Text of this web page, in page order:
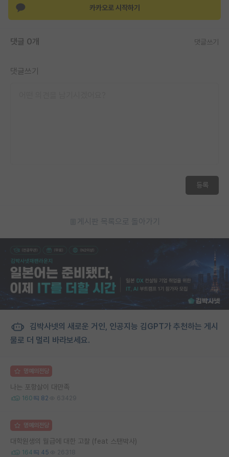
재팬라운지 🌸 카카오로 시작하기
댓글 0개 댓글쓰기
댓글쓰기
등록
게시판 목록으로 돌아가기
김박사넷의 새로운 거인, 인공지능 김GPT가 추천하는 게시
물로 더 멀리 바라보세요.
명예의전당
나는 포항살이 대만족
160 82 63429
명예의전당
대학원생의 월급에 대한 고찰 (feat 스탠박사)
164 45 26318